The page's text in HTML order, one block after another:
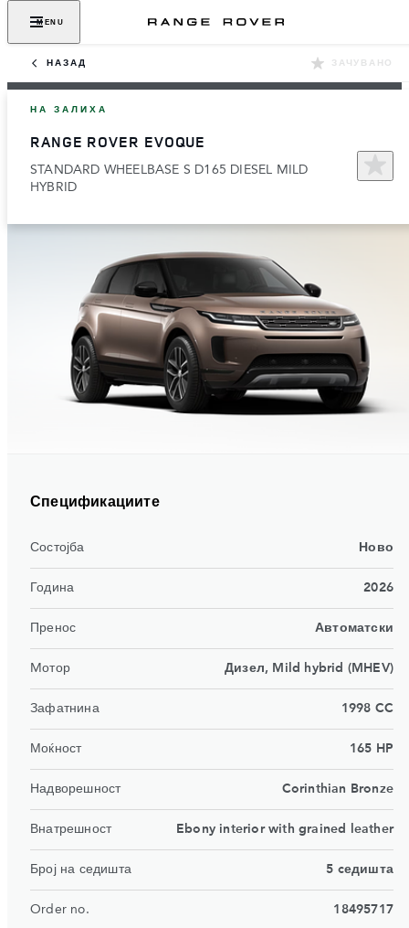
MENU
НАЗАД ЗАЧУВАНО
НА ЗАЛИХА
RANGE ROVER EVOQUE
STANDARD WHEELBASE S D165 DIESEL MILD
HYBRID
Спецификациите
Состојба Ново
Година 2026
Пренос Автоматски
Mотор Дизел, Mild hybrid (MHEV)
Зафатнина 1998 CC
Моќност 165 HP
Надворешност Corinthian Bronze
Внатрешност Ebony interior with grained leather
Број на седишта 5 cедишта
Order no. 18495717